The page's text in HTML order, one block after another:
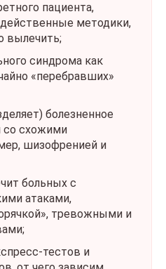
пациента,
действенные методики,
вылечить;
синдрома как
«перебравших»
болезненное
со схожими
шизофренией и
больных с
атаками,
тревожными и
тестов и